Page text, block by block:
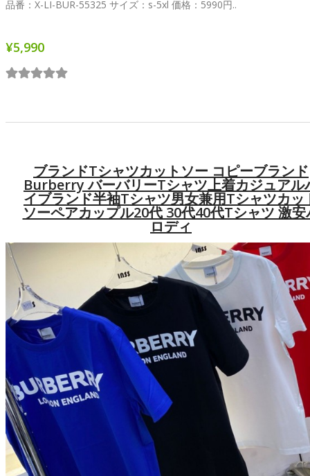
品番：X-LI-BUR-55325 サイズ：s-5xl 価格：5990円..
¥5,990
ブランドtシャツカットソー コピーブランド
Burberry バーバリーtシャツ上着カジュアル
イブランド半袖tシャツ男女兼用Tシャツカッ
ソーペアカップル20代 30代40代tシャツ 激安
ロディ